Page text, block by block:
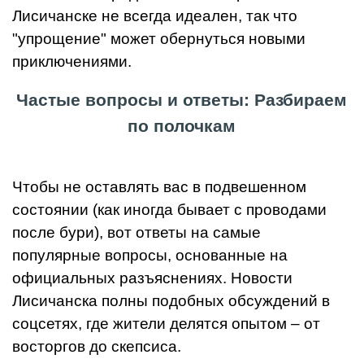
Лисичанске не всегда идеален, так что
"упрощение" может обернуться новыми
приключениями.
Частые вопросы и ответы: Разбираем
по полочкам
Чтобы не оставлять вас в подвешенном
состоянии (как иногда бывает с проводами
после бури), вот ответы на самые
популярные вопросы, основанные на
официальных разъяснениях. Новости
Лисичанска полны подобных обсуждений в
соцсетях, где жители делятся опытом – от
восторгов до скепсиса.